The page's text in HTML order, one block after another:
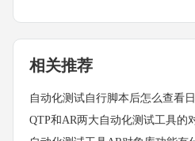
相关推荐
自动化测试自行脚本后怎么查看
QTP和AR两大自动化测试工具的